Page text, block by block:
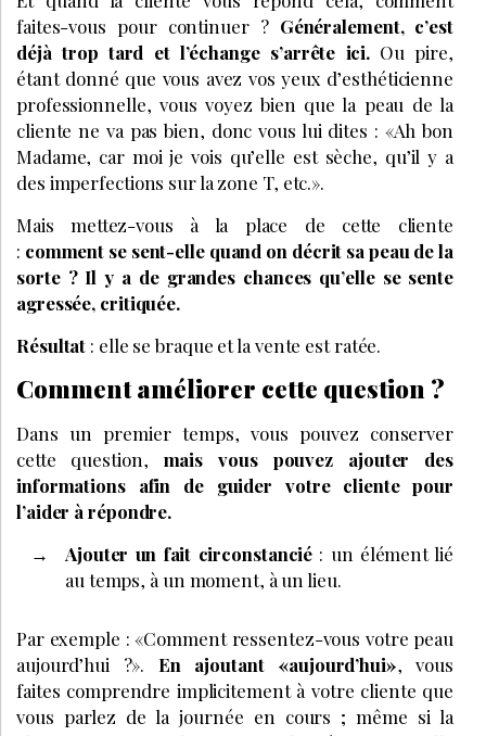
faites-vous pour continuer ? Généralement, c’est
déjà trop tard et l’échange s’arrête ici. Ou pire,
étant donné que vous avez vos yeux d’esthéticienne
professionnelle, vous voyez bien que la peau de la
cliente ne va pas bien, donc vous lui dites : «Ah bon
Madame, car moi je vois qu’elle est sèche, qu’il y a
des imperfections sur la zone T, etc.».
Mais mettez-vous à la place de cette cliente
: comment se sent-elle quand on décrit sa peau de la
sorte ? Il y a de grandes chances qu’elle se sente
agressée, critiquée.
Résultat : elle se braque et la vente est ratée.
Comment améliorer cette question ?
Dans un premier temps, vous pouvez conserver
cette question, mais vous pouvez ajouter des
informations afin de guider votre cliente pour
l’aider à répondre.
Ajouter un fait circonstancié : un élément lié
au temps, à un moment, à un lieu.
Par exemple : «Comment ressentez-vous votre peau
aujourd’hui ?». En ajoutant «aujourd’hui», vous
faites comprendre implicitement à votre cliente que
vous parlez de la journée en cours ; même si la